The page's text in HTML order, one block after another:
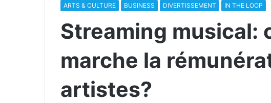
ARTS & CULTURE BUSINESS DIVERTISSEMENT IN THE LOOP
Streaming musical:
marche la
artistes?